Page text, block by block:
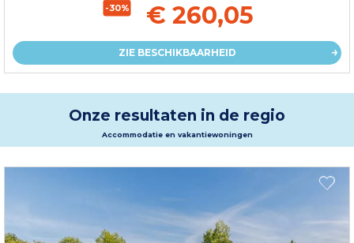
-30% € 260,05
ZIE BESCHIKBAARHEID
Onze resultaten in de regio
Accommodatie en vakantiewoningen